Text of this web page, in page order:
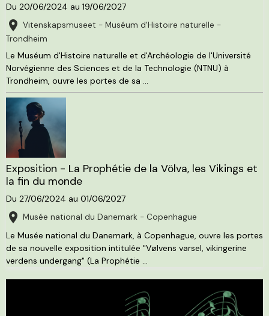
Du 20/06/2024 au 19/06/2027
Vitenskapsmuseet - Muséum d'Histoire naturelle -
Trondheim
Le Muséum d'Histoire naturelle et d'Archéologie de l'Université
Norvégienne des Sciences et de la Technologie (NTNU) à
Trondheim, ouvre les portes de sa ...
Exposition - La Prophétie de la Völva, les Vikings et
la fin du monde
Du 27/06/2024 au 01/06/2027
Musée national du Danemark - Copenhague
Le Musée national du Danemark, à Copenhague, ouvre les portes
de sa nouvelle exposition intitulée "Vølvens varsel, vikingerine
verdens undergang" (La Prophétie ...